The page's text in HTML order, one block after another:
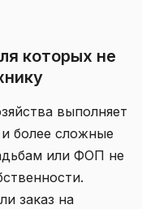
которых не
выполняет
более сложные
или ФОП не
заказ на